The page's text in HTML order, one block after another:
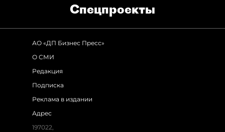
Спец­проекты
АО «ДП Бизнес Пресс»
О СМИ
Редакция
Подписка
Реклама в издании
Адрес
197022,